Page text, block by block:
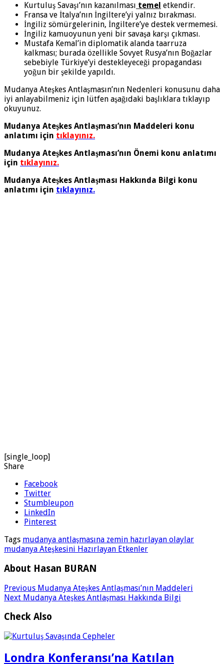
Kurtuluş Savaşı’nın kazanılması temel etkendir.
Fransa ve İtalya’nın İngiltere’yi yalnız bırakması.
İngiliz sömürgelerinin, İngiltere’ye destek vermemesi.
İngiliz kamuoyunun yeni bir savaşa karşı çıkması.
Mustafa Kemal’in diplomatik alanda taarruza
kalkması; burada özellikle Sovyet Rusya’nın Boğazlar
sebebiyle Türkiye’yi destekleyeceği propagandası
yoğun bir şekilde yapıldı.
Mudanya Ateşkes Antlaşmasın’nın Nedenleri konusunu daha
iyi anlayabilmeniz için lütfen aşağıdaki başlıklara tıklayıp
okuyunuz.
Mudanya Ateşkes Antlaşması’nın Maddeleri konu
anlatımı için tıklayınız.
Mudanya Ateşkes Antlaşması’nın Önemi konu anlatımı
için tıklayınız.
Mudanya Ateşkes Antlaşması Hakkında Bilgi konu
anlatımı için tıklayınız.
[single_loop]
Share
Facebook
Twitter
Stumbleupon
LinkedIn
Pinterest
Tags mudanya antlaşmasına zemin hazırlayan olaylar
mudanya Ateşkesini Hazırlayan Etkenler
About Hasan BURAN
Previous Mudanya Ateşkes Antlaşması’nın Maddeleri
Next Mudanya Ateşkes Antlaşması Hakkında Bilgi
Check Also
Londra Konferansı’na Katılan